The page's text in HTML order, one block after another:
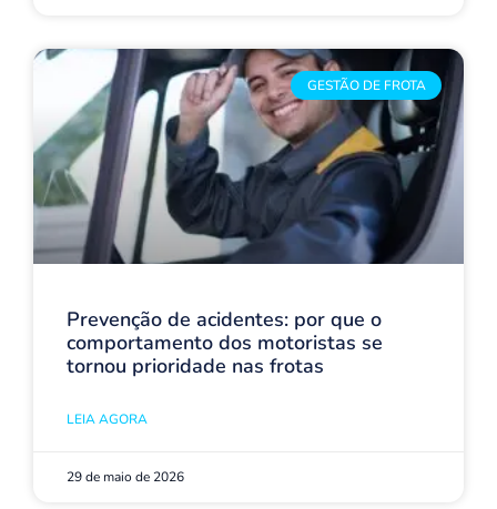
GESTÃO DE FROTA
Prevenção de acidentes: por que o
comportamento dos motoristas se
tornou prioridade nas frotas
LEIA AGORA
29 de maio de 2026